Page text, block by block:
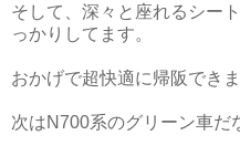
そして、深々と座れるシ
っかりしてます。
おかげで超快適に帰阪でき
次はN700系のグリーン車だ